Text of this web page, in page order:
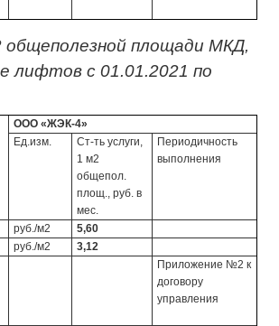
площади МКД,
лифтов с 01.01.2021 по
ООО «ЖЭК-4»
Ед.изм.
Ст-ть услуги,
1 м2
общепол.
площ., руб. в
мес.
Периодичность
выполнения
руб./м2
5,60
руб./м2
3,12
Приложение №2 к
договору
управления